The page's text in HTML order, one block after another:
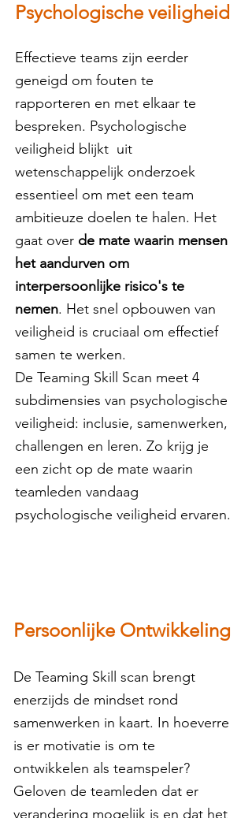
Psychologische veiligheid
Effectieve teams zijn eerder
geneigd om fouten te
rapporteren en met elkaar te
bespreken. Psychologische
veiligheid blijkt uit
wetenschappelijk onderzoek
essentieel om met een team
ambitieuze doelen te halen. Het
gaat over de mate waarin mensen
het aandurven om
interpersoonlijke risico's te
nemen. Het snel opbouwen van
veiligheid is cruciaal om effectief
samen te werken.
De Teaming Skill Scan meet 4
subdimensies van psychologische
veiligheid: inclusie, samenwerken,
challengen en leren. Zo krijg je
een zicht op de mate waarin
teamleden vandaag
psychologische veiligheid ervaren.
Persoonlijke Ontwikkeling
De Teaming Skill scan brengt
enerzijds de mindset rond
samenwerken in kaart. In hoeverre
is er motivatie is om te
ontwikkelen als teamspeler?
Geloven de teamleden dat er
verandering mogelijk is en dat het